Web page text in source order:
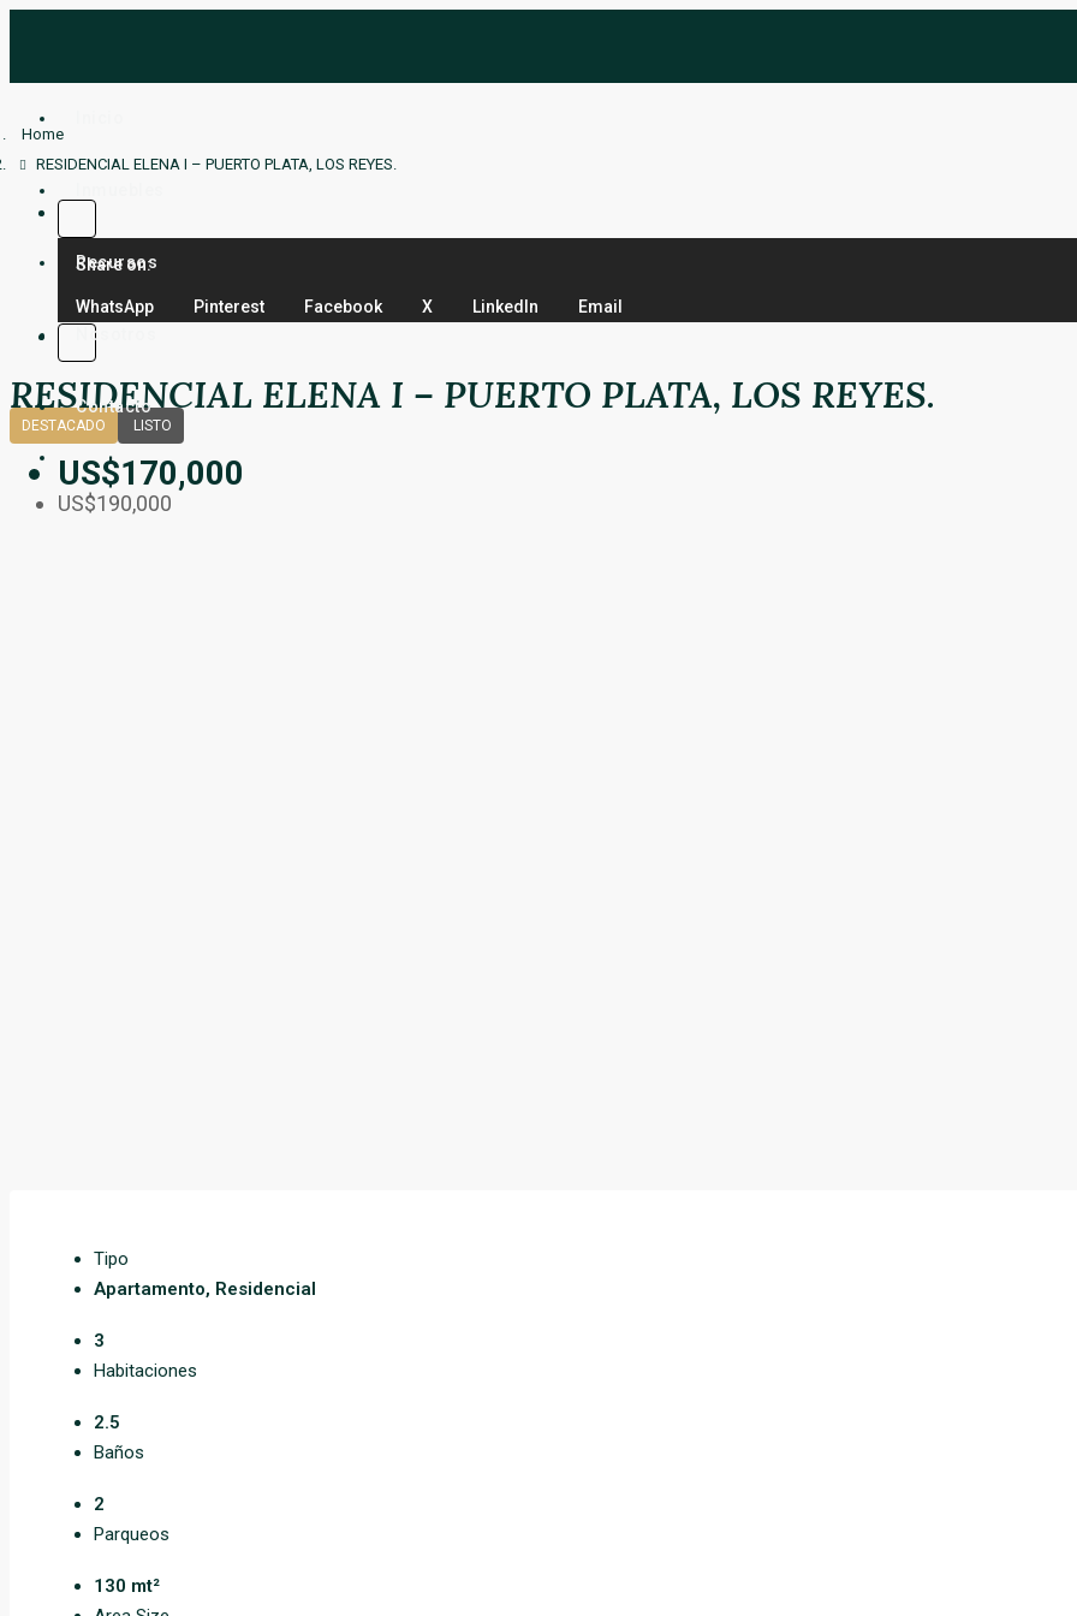
Recursos
Nosotros
Contacto
Home
RESIDENCIAL ELENA I – PUERTO PLATA, LOS REYES.
Share on:
WhatsApp Pinterest Facebook X LinkedIn Email
RESIDENCIAL ELENA I – PUERTO PLATA, LOS REYES.
DESTACADO LISTO
US$170,000
US$190,000
Tipo
Apartamento, Residencial
3
Habitaciones
2.5
Baños
2
Parqueos
130 mt²